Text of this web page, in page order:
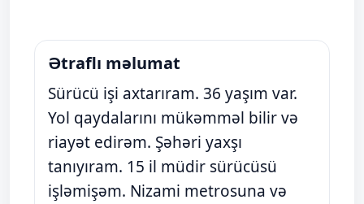
Ətraflı məlumat
Sürücü işi axtarıram. 36 yaşım var.
Yol qaydalarını mükəmməl bilir və
riayət edirəm. Şəhəri yaxşı
tanıyıram. 15 il müdir sürücüsü
işləmişəm. Nizami metrosuna və